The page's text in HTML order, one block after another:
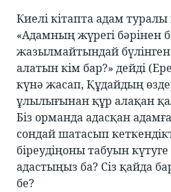
Киелі кітапта адам
«Адамның жүрегі бәрінен
жазылмайтындай
алатын кім бар?» дейді
күнә жасап, Құдайдың
ұлылығынан құр алақан
Біз орманда адасқан
сондай шатасып
біреудіңоны табуын күтуге
адастыңыз ба? Сіз қайда
бе?